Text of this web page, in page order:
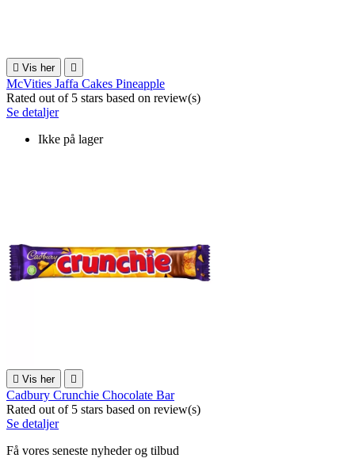
 Vis her 
McVities Jaffa Cakes Pineapple
Rated out of 5 stars based on review(s)
Se detaljer
Ikke på lager
 Vis her 
Cadbury Crunchie Chocolate Bar
Rated out of 5 stars based on review(s)
Se detaljer
Få vores seneste nyheder og tilbud